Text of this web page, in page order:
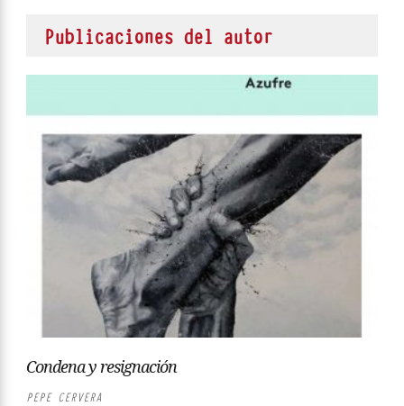
Publicaciones del autor
Condena y resignación
PEPE CERVERA